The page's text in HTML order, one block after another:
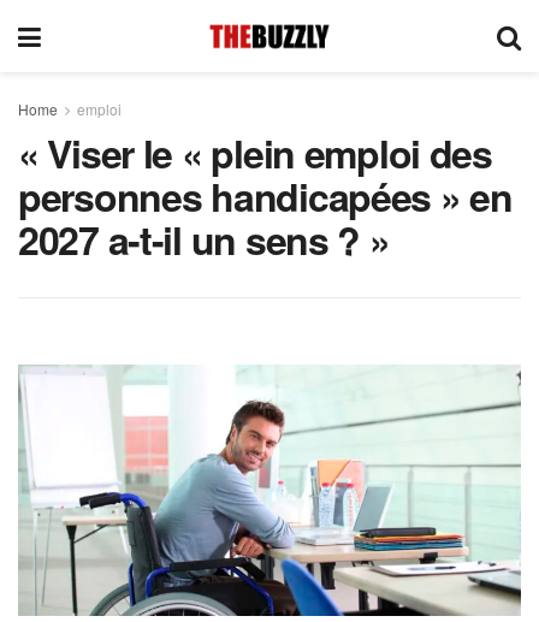
Home emploi
« Viser le « plein emploi des
personnes handicapées » en
2027 a-t-il un sens ? »